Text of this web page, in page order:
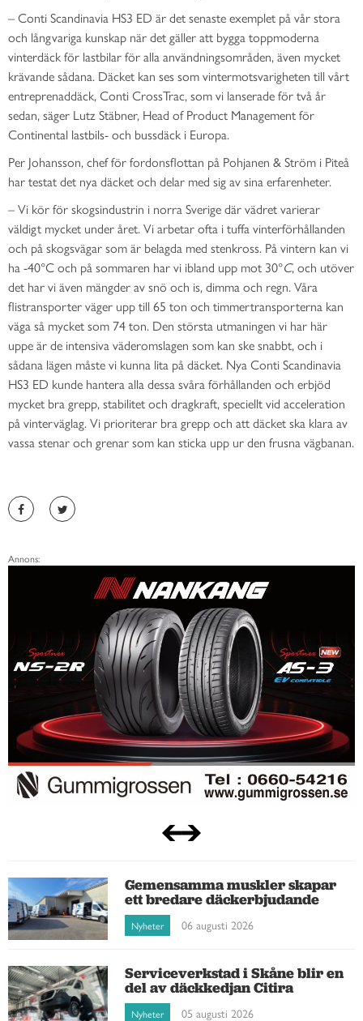
– Conti Scandinavia HS3 ED är det senaste exemplet på vår stora
och långvariga kunskap när det gäller att bygga toppmoderna
vinterdäck för lastbilar för alla användningsområden, även mycket
krävande sådana. Däcket kan ses som vintermotsvarigheten till vårt
entreprenaddäck, Conti CrossTrac, som vi lanserade för två år
sedan, säger Lutz Stäbner, Head of Product Management för
Continental lastbils- och bussdäck i Europa.
Per Johansson, chef för fordonsflottan på Pohjanen & Ström i Piteå
har testat det nya däcket och delar med sig av sina erfarenheter.
– Vi kör för skogsindustrin i norra Sverige där vädret varierar
väldigt mycket under året. Vi arbetar ofta i tuffa vinterförhållanden
och på skogsvägar som är belagda med stenkross. På vintern kan vi
ha -40°C och på sommaren har vi ibland upp mot 30°C, och utöver
det har vi även mängder av snö och is, dimma och regn. Våra
flistransporter väger upp till 65 ton och timmertransporterna kan
väga så mycket som 74 ton. Den största utmaningen vi har här
uppe är de intensiva väderomslagen som kan ske snabbt, och i
sådana lägen måste vi kunna lita på däcket. Nya Conti Scandinavia
HS3 ED kunde hantera alla dessa svåra förhållanden och erbjöd
mycket bra grepp, stabilitet och dragkraft, speciellt vid acceleration
på vinterväglag. Vi prioriterar bra grepp och att däcket ska klara av
vassa stenar och grenar som kan sticka upp ur den frusna vägbanan.
Annons:
Gemensamma muskler skapar
ett bredare däckerbjudande
Nyheter 06 augusti 2026
Serviceverkstad i Skåne blir en
del av däckkedjan Citira
Nyheter 05 augusti 2026